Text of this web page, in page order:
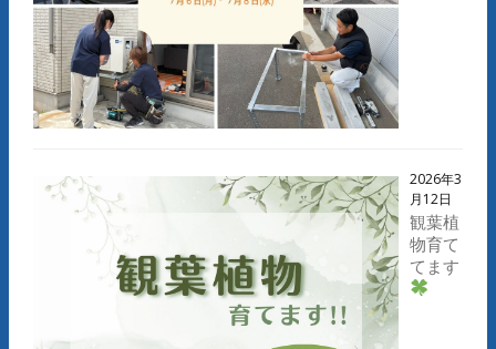
2026年3
月12日
観葉植
物育て
てます